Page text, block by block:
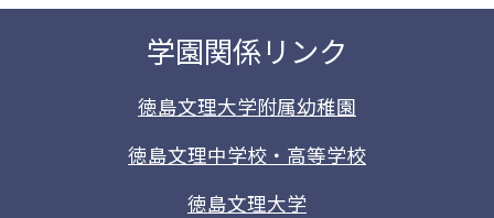
学園関係リンク
徳島文理大学附属幼稚園
徳島文理中学校・高等学校
徳島文理大学